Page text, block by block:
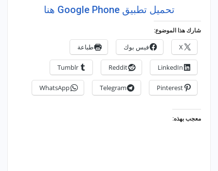
تحميل تطبيق Google Phone‏ هنا
شارك هذا الموضوع:
X فيس بوك طباعة
LinkedIn
Reddit
Tumblr
Pinterest
Telegram
WhatsApp
معجب بهذه: